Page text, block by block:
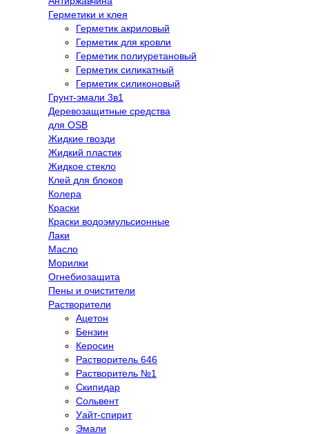
Герметики и клея
Герметик акриловый
Герметик для кровли
Герметик полиуретановый
Герметик силикатный
Герметик силиконовый
Грунт-эмали 3в1
Деревозащитные средства
для OSB
Жидкие гвозди
Жидкий пластик
Жидкое стекло
Клей для блоков
Колера
Краски
Краски водоэмульсионные
Лаки
Масло
Морилки
Огнебиозащита
Пены и очистители
Растворители
Ацетон
Бензин
Керосин
Растворитель 646
Растворитель №1
Скипидар
Сольвент
Уайт-спирит
Эмали